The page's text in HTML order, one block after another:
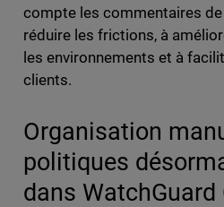
compte les commentaires
réduire les frictions, à
les environnements et à
clients.
Organisation
politiques
dans WatchGuard